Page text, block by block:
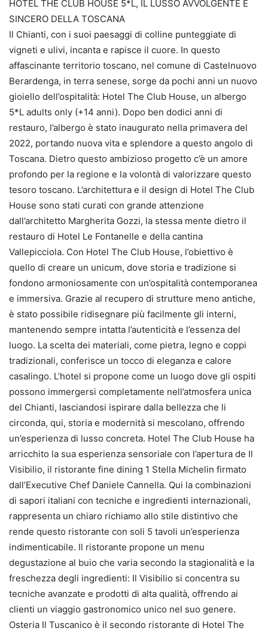
HOTEL THE CLUB HOUSE 5*L, IL LUSSO AVVOLGENTE E
SINCERO DELLA TOSCANA
Il Chianti, con i suoi paesaggi di colline punteggiate di
vigneti e ulivi, incanta e rapisce il cuore. In questo
affascinante territorio toscano, nel comune di Castelnuovo
Berardenga, in terra senese, sorge da pochi anni un nuovo
gioiello dell’ospitalità: Hotel The Club House, un albergo
5*L adults only (+14 anni). Dopo ben dodici anni di
restauro, l’albergo è stato inaugurato nella primavera del
2022, portando nuova vita e splendore a questo angolo di
Toscana. Dietro questo ambizioso progetto c’è un amore
profondo per la regione e la volontà di valorizzare questo
tesoro toscano. L’architettura e il design di Hotel The Club
House sono stati curati con grande attenzione
dall’architetto Margherita Gozzi, la stessa mente dietro il
restauro di Hotel Le Fontanelle e della cantina
Vallepicciola. Con Hotel The Club House, l’obiettivo è
quello di creare un unicum, dove storia e tradizione si
fondono armoniosamente con un’ospitalità contemporanea
e immersiva. Grazie al recupero di strutture meno antiche,
è stato possibile ridisegnare più facilmente gli interni,
mantenendo sempre intatta l’autenticità e l’essenza del
luogo. La scelta dei materiali, come pietra, legno e coppi
tradizionali, conferisce un tocco di eleganza e calore
casalingo. L’hotel si propone come un luogo dove gli ospiti
possono immergersi completamente nell’atmosfera unica
del Chianti, lasciandosi ispirare dalla bellezza che li
circonda, qui, storia e modernità si mescolano, offrendo
un’esperienza di lusso concreta. Hotel The Club House ha
arricchito la sua esperienza sensoriale con l’apertura de Il
Visibilio, il ristorante fine dining 1 Stella Michelin firmato
dall’Executive Chef Daniele Cannella. Qui la combinazioni
di sapori italiani con tecniche e ingredienti internazionali,
rappresenta un chiaro richiamo allo stile distintivo che
rende questo ristorante con soli 5 tavoli un’esperienza
indimenticabile. Il ristorante propone un menu
degustazione al buio che varia secondo la stagionalità e la
freschezza degli ingredienti: Il Visibilio si concentra su
tecniche avanzate e prodotti di alta qualità, offrendo ai
clienti un viaggio gastronomico unico nel suo genere.
Osteria Il Tuscanico è il secondo ristorante di Hotel The